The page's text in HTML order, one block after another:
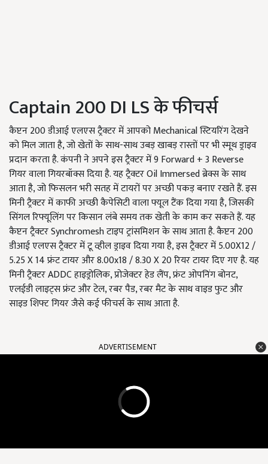
Captain 200 DI LS के फीचर्स
कैप्टन 200 डीआई एलएस ट्रैक्टर में आपको Mechanical स्टियरिंग देखने
को मिल जाता है, जो खेतों के साथ-साथ उबड़ खाबड़ रास्तों पर भी स्मूथ ड्राइव
प्रदान करता है. कंपनी ने अपने इस ट्रैक्टर में 9 Forward + 3 Reverse
गियर वाला गियरबॉक्स दिया है. यह ट्रैक्टर Oil Immersed ब्रेक्स के साथ
आता है, जो फिसलन भरी सतह में टायरों पर अच्छी पकड़ बनाए रखते हैं. इस
मिनी ट्रैक्टर में काफी अच्छी कैपेसिटी वाला फ्यूल टैंक दिया गया है, जिसकी
सिंगल रिफ्यूलिंग पर किसान लंबे समय तक खेती के काम कर सकते हैं. यह
कैप्टन ट्रैक्टर Synchromesh टाइप ट्रांसमिशन के साथ आता है. कैप्टन 200
डीआई एलएस ट्रैक्टर में टू व्हील ड्राइव दिया गया है, इस ट्रैक्टर में 5.00X12 /
5.25 X 14 फ्रंट टायर और 8.00x18 / 8.30 X 20 रियर टायर दिए गए है. यह
मिनी ट्रैक्टर ADDC हाइड्रोलिक, प्रोजेक्टर हेड लैंप, फ्रंट ओपनिंग बोनट,
एलईडी लाइट्स फ्रंट और टेल, रबर पैड, रबर मैट के साथ वाइड फुट और
साइड शिफ्ट गियर जैसे कई फीचर्स के साथ आता है.
ADVERTISEMENT